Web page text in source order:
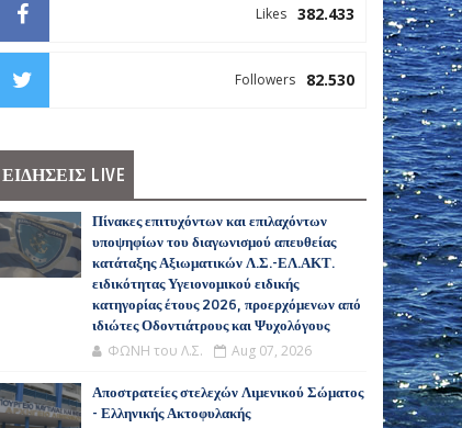
382.433
Likes
82.530
Followers
ΕΙΔΗΣΕΙΣ LIVE
Πίνακες επιτυχόντων και επιλαχόντων
υποψηφίων του διαγωνισμού απευθείας
κατάταξης Αξιωματικών Λ.Σ.-ΕΛ.ΑΚΤ.
ειδικότητας Υγειονομικού ειδικής
κατηγορίας έτους 2026, προερχόμενων από
ιδιώτες Οδοντιάτρους και Ψυχολόγους
ΦΩΝΗ του Λ.Σ. Aug 07, 2026
Αποστρατείες στελεχών Λιμενικού Σώματος
- Ελληνικής Ακτοφυλακής